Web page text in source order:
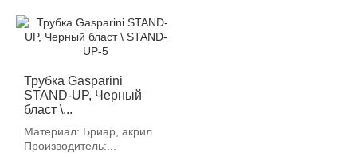
Трубка Gasparini
STAND-UP, Черный
бласт \...
Материал: Бриар, акрил
Производитель:...